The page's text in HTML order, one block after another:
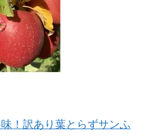
！訳あり葉とらずサンふ